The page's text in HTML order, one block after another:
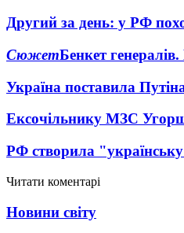
Другий за день: у РФ
СюжетБенкет
Україна поставила
Ексочільнику МЗС
РФ створила
Читати коментарі
Новини світу